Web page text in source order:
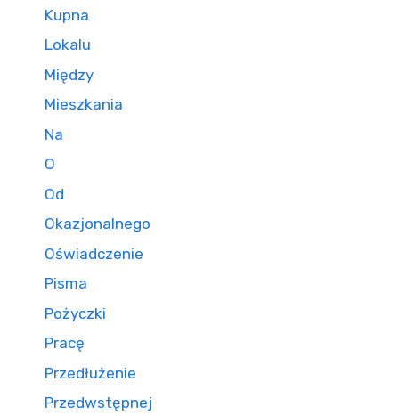
Kupna
Lokalu
Między
Mieszkania
Na
O
Od
Okazjonalnego
Oświadczenie
Pisma
Pożyczki
Pracę
Przedłużenie
Przedwstępnej